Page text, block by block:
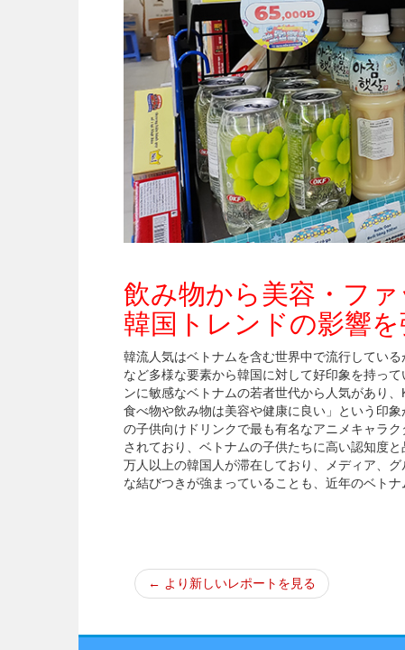
飲み物から美容・フ
韓国トレンドの影響
韓流人気はベトナムを含む世界中で流行してい
など多様な要素から韓国に対して好印象を持っ
ンに敏感なベトナムの若者世代から人気があり
食べ物や飲み物は美容や健康に良い」という印
の子供向けドリンクで最も有名なアニメキャラク
されており、ベトナムの子供たちに高い認知度
万人以上の韓国人が滞在しており、メディア、
な結びつきが強まっていることも、近年のベト
← より新しいレポートを見る